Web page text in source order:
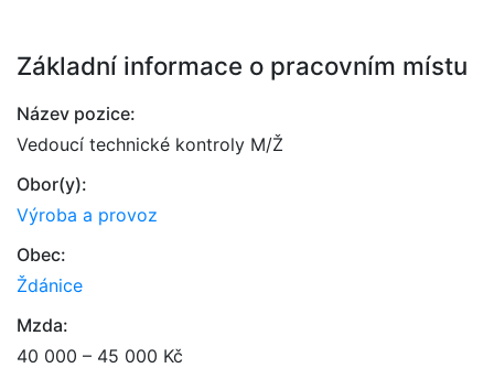
Základní informace o pracovním místu
Název pozice:
Vedoucí technické kontroly M/Ž
Obor(y):
Výroba a provoz
Obec:
Ždánice
Mzda:
40 000 – 45 000 Kč